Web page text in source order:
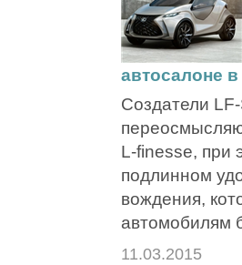
автосалоне
Создатели
L-finesse, при
подлинном
вождения,
автомобилям
11.03.2015